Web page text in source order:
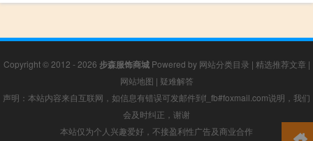
Copyright © 2012 - 2026 步森服饰商城Powered by 网站分类目录 | 精选推荐文章 |
网站地图 | 疑难解答
声明：本站内容来自互联网，如信息有错误可发邮件到f_fb#foxmail.com说明，我们
会及时纠正，谢谢
本站仅为个人兴趣爱好，不接盈利性广告及商业合作